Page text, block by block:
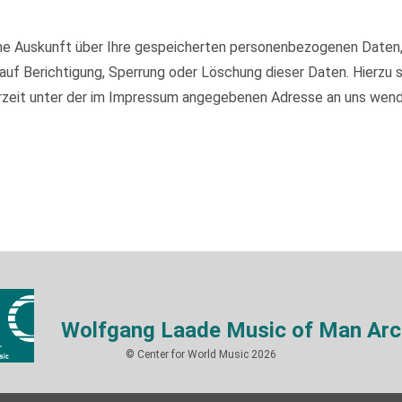
Auskunft über Ihre gespeicherten personenbezogenen
Berichtigung, Sperrung oder Löschung dieser Daten. Hierzu
unter der im Impressum angegebenen Adresse an uns
Wolfgang Laade Music of Man
© Center for World Music 2026